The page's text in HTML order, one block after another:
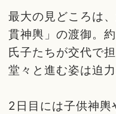
最大の見どころは
貫神輿」の渡御。
氏子たちが交代で
堂々と進む姿は迫力
2日目には子供神輿